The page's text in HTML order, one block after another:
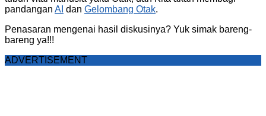
pandangan AI dan Gelombang Otak.
Penasaran mengenai hasil diskusinya? Yuk simak bareng-
bareng ya!!!
ADVERTISEMENT